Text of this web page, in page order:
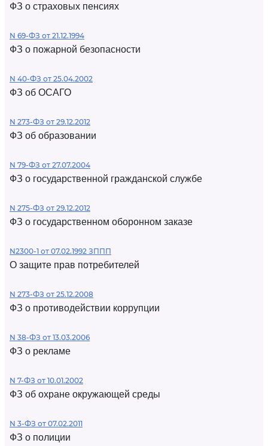
ФЗ о страховых пенсиях
N 69-ФЗ от 21.12.1994
ФЗ о пожарной безопасности
N 40-ФЗ от 25.04.2002
ФЗ об ОСАГО
N 273-ФЗ от 29.12.2012
ФЗ об образовании
N 79-ФЗ от 27.07.2004
ФЗ о государственной гражданской службе
N 275-ФЗ от 29.12.2012
ФЗ о государственном оборонном заказе
N2300-1 от 07.02.1992 ЗППП
О защите прав потребителей
N 273-ФЗ от 25.12.2008
ФЗ о противодействии коррупции
N 38-ФЗ от 13.03.2006
ФЗ о рекламе
N 7-ФЗ от 10.01.2002
ФЗ об охране окружающей среды
N 3-ФЗ от 07.02.2011
ФЗ о полиции